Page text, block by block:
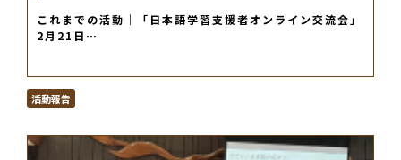
これまでの活動｜「日本語学習支援者オンライン交流会」
2月21日…
活動報告